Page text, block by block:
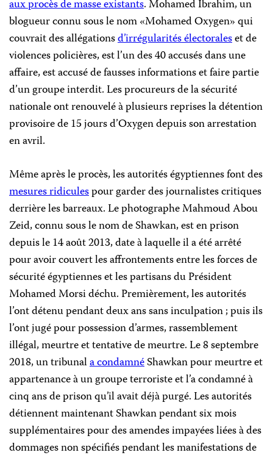
aux procès de masse existants. Mohamed Ibrahim, un
blogueur connu sous le nom «Mohamed Oxygen» qui
couvrait des allégationsd’irrégularités électoraleset de
violences policières, est l’un des 40 accusés dans une
affaire, est accusé de fausses informations et faire partie
d’un groupe interdit. Les procureurs de la sécurité
nationale ont renouvelé à plusieurs reprises la détention
provisoire de 15 jours d’Oxygen depuis son arrestation
en avril.
Même après le procès, les autorités égyptiennes font des
mesures ridiculespour garder des journalistes critiques
derrière les barreaux. Le photographe Mahmoud Abou
Zeid, connu sous le nom de Shawkan, est en prison
depuis le 14 août 2013, date à laquelle il a été arrêté
pour avoir couvert les affrontements entre les forces de
sécurité égyptiennes et les partisans du Président
Mohamed Morsi déchu. Premièrement, les autorités
l’ont détenu pendant deux ans sans inculpation ; puis ils
l’ont jugé pour possession d’armes, rassemblement
illégal, meurtre et tentative de meurtre. Le 8 septembre
2018, un tribunala condamnéShawkan pour meurtre et
appartenance à un groupe terroriste et l’a condamné à
cinq ans de prison qu’il avait déjà purgé. Les autorités
détiennent maintenant Shawkan pendant six mois
supplémentaires pour des amendes impayées liées à des
dommages non spécifiés pendant les manifestations de